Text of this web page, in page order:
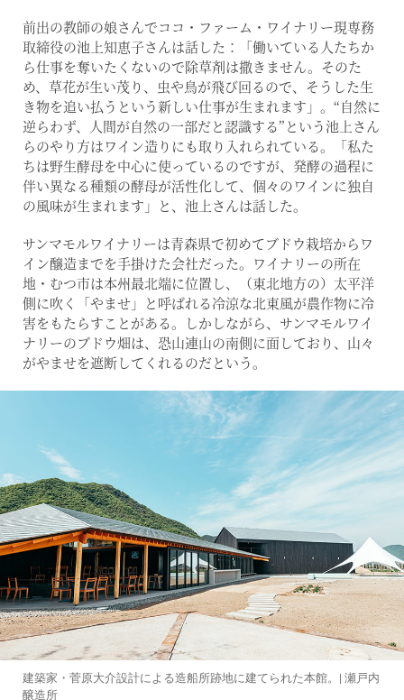
建築家・菅原大介設計による造船所跡地に建てられた本館。| 瀬戸内
醸造所
前出の教師の娘さんでココ・ファーム・ワイナリー現専務
取締役の池上知恵子さんは話した：「働いている人たちか
ら仕事を奪いたくないので除草剤は撒きません。そのた
め、草花が生い茂り、虫や鳥が飛び回るので、そうした生
き物を追い払うという新しい仕事が生まれます」。“自然に
逆らわず、人間が自然の一部だと認識する”という池上さん
らのやり方はワイン造りにも取り入れられている。「私た
ちは野生酵母を中心に使っているのですが、発酵の過程に
伴い異なる種類の酵母が活性化して、個々のワインに独自
の風味が生まれます」と、池上さんは話した。
サンマモルワイナリーは青森県で初めてブドウ栽培からワ
イン醸造までを手掛けた会社だった。ワイナリーの所在
地・むつ市は本州最北端に位置し、（東北地方の）太平洋
側に吹く「やませ」と呼ばれる冷涼な北東風が農作物に冷
害をもたらすことがある。しかしながら、サンマモルワイ
ナリーのブドウ畑は、恐山連山の南側に面しており、山々
がやませを遮断してくれるのだという。